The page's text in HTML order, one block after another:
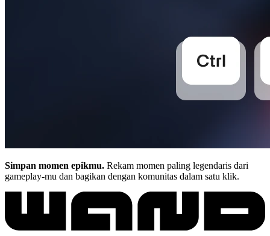
Simpan momen epikmu. Rekam momen paling legendaris dari
gameplay-mu dan bagikan dengan komunitas dalam satu klik.